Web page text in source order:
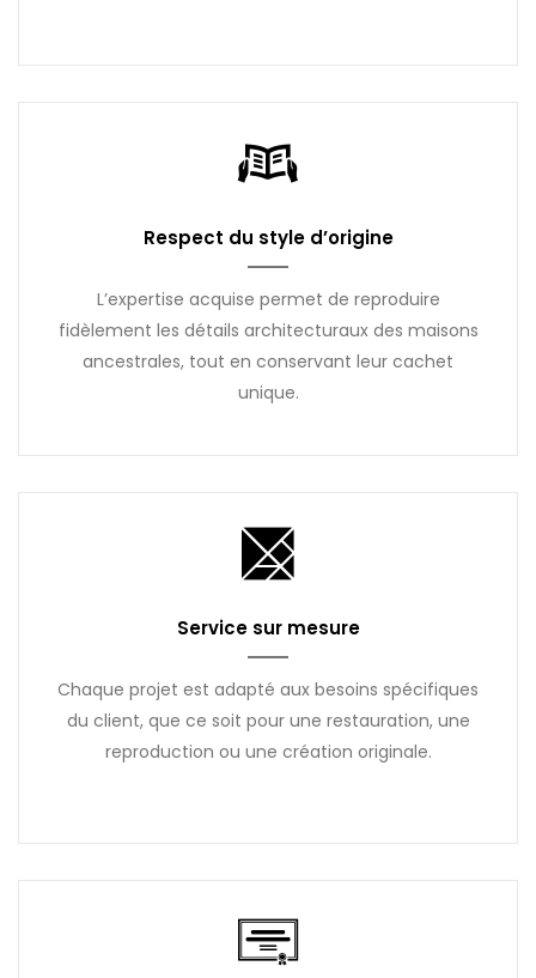
Respect du style d’origine
L’expertise acquise permet de reproduire
fidèlement les détails architecturaux des maisons
ancestrales, tout en conservant leur cachet
unique.
Service sur mesure
Chaque projet est adapté aux besoins spécifiques
du client, que ce soit pour une restauration, une
reproduction ou une création originale.